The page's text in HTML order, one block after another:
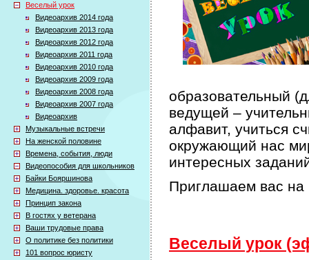
Веселый урок
Видеоархив 2014 года
Видеоархив 2013 года
Видеоархив 2012 года
Видеоархив 2011 года
Видеоархив 2010 года
Видеоархив 2009 года
Видеоархив 2008 года
Видеоархив 2007 года
Видеоархив
Музыкальные встречи
На женской половине
Времена, события, люди
Видеопособия для школьников
Байки Бояршинова
Медицина. здоровье. красота
Принцип закона
В гостях у ветерана
Ваши трудовые права
О политике без политики
101 вопрос юристу
образовательный
ведущей –
алфавит, учиться
окружающий нас
интересных
Приглашаем вас
Веселый урок